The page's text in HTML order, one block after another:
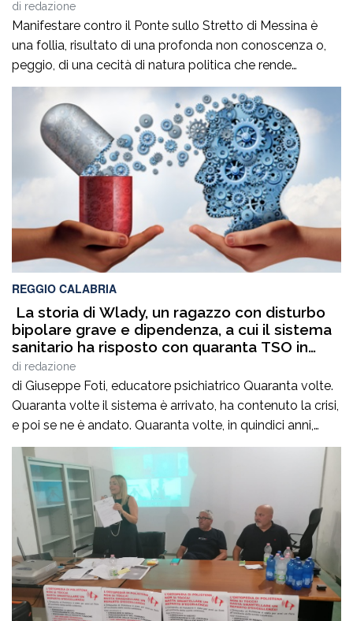
di redazione
Manifestare contro il Ponte sullo Stretto di Messina è
una follia, risultato di una profonda non conoscenza o,
peggio, di una cecità di natura politica che rende
incapaci di comprendere il valore dell’Opera per il nostro
territorio e per la nostra Città in termini di crescita
occupazionale e rilancio dell’economia. Non è vuota
propaganda. A […]
REGGIO CALABRIA
La storia di Wlady, un ragazzo con disturbo
bipolare grave e dipendenza, a cui il sistema
sanitario ha risposto con quaranta TSO in
quindici anni
di redazione
di Giuseppe Foti, educatore psichiatrico Quaranta volte.
Quaranta volte il sistema è arrivato, ha contenuto la crisi,
e poi se ne è andato. Quaranta volte, in quindici anni,
senza mai costruire un percorso. Senza mai chiedersi
perché.Sua madre si chiama Sara. Suo figlio si chiama
Wlady.Wlady ha un disturbo bipolare grave e una
dipendenza che […]